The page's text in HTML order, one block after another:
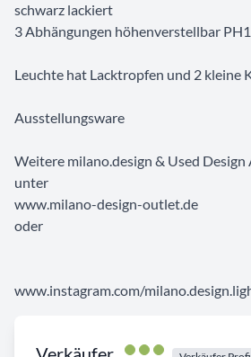
schwarz lackiert
3 Abhängungen höhenverstellbar
Leuchte hat Lacktropfen und 2 kleine
Ausstellungsware
Weitere milano.design & Used
unter
www.milano-design-outlet.de
oder
www.instagram.com/